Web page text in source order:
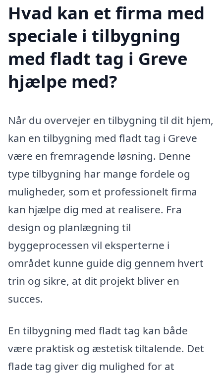
Hvad kan et firma med
speciale i tilbygning
med fladt tag i Greve
hjælpe med?
Når du overvejer en tilbygning til dit hjem,
kan en tilbygning med fladt tag i Greve
være en fremragende løsning. Denne
type tilbygning har mange fordele og
muligheder, som et professionelt firma
kan hjælpe dig med at realisere. Fra
design og planlægning til
byggeprocessen vil eksperterne i
området kunne guide dig gennem hvert
trin og sikre, at dit projekt bliver en
succes.
En tilbygning med fladt tag kan både
være praktisk og æstetisk tiltalende. Det
flade tag giver dig mulighed for at